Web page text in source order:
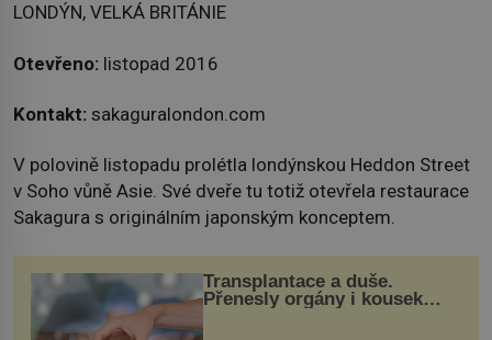
LONDÝN, VELKÁ BRITÁNIE
Otevřeno: listopad 2016
Kontakt: sakaguralondon.com
V polovině listopadu prolétla londýnskou Heddon Street
v Soho vůně Asie. Své dveře tu totiž otevřela restaurace
Sakagura s originálním japonským konceptem.
Transplantace a duše.
Přenesly orgány i kousek